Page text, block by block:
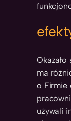
Okazało
ma
o Firmie
używali